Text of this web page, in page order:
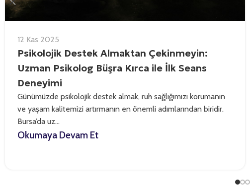
12 Kas 2025
Psikolojik Destek Almaktan Çekinmeyin:
Uzman Psikolog Büşra Kırca ile İlk Seans
Deneyimi
Günümüzde psikolojik destek almak, ruh sağlığımızı korumanın
ve yaşam kalitemizi artırmanın en önemli adımlarından biridir.
Bursa’da uz...
Okumaya Devam Et